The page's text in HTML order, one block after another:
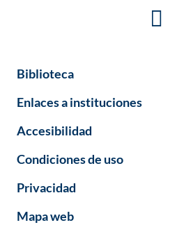
Biblioteca
Enlaces a instituciones
Accesibilidad
Condiciones de uso
Privacidad
Mapa web